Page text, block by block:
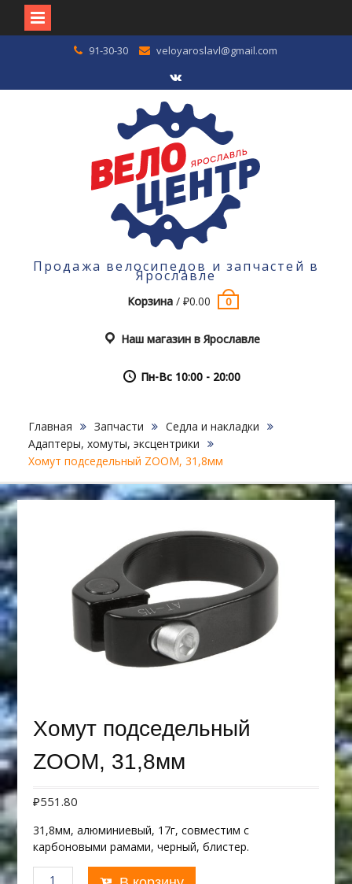
91-30-30 veloyaroslavl@gmail.com
VK
Продажа велосипедов и запчастей в
Ярославле
Корзина /₽0.00 0
Наш магазин в Ярославле
Пн-Вс 10:00 - 20:00
Главная Запчасти
Седла и накладки
Адаптеры, хомуты, эксцентрики
Хомут подседельный ZOOM, 31,8мм
Хомут подседельный
ZOOM, 31,8мм
₽551.80
31,8мм, алюминиевый, 17г, совместим с
карбоновыми рамами, черный, блистер.
Количество